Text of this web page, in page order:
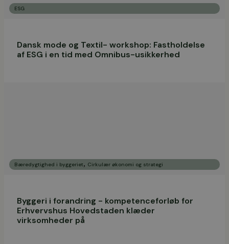
ESG
Dansk mode og Textil- workshop: Fastholdelse
af ESG i en tid med Omnibus-usikkerhed
Bæredygtighed i byggeriet, Cirkulær økonomi og strategi
Byggeri i forandring - kompetenceforløb for
Erhvervshus Hovedstaden klæder
virksomheder på